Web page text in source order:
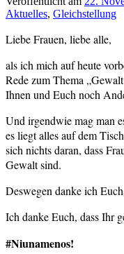
Aktuelles, Gleichstellung
Liebe Frauen, liebe alle,
als ich mich auf heute
Rede zum Thema
Ihnen und Euch noch
Und irgendwie mag man
es liegt alles auf dem
sich nichts daran, dass
Gewalt sind.
Deswegen danke ich
Ich danke Euch, dass Ihr
#Niunamenos!